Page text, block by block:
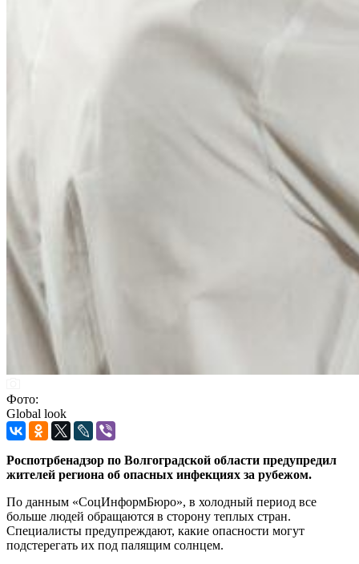
Фото:
Global look
Роспотрбенадзор по Волгоградской области предупредил
жителей региона об опасных инфекциях за рубежом.
По данным «СоцИнформБюро», в холодный период все
больше людей обращаются в сторону теплых стран.
Специалисты предупреждают, какие опасности могут
подстерегать их под палящим солнцем.